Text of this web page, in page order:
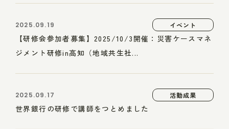
2025.09.19 イベント
【研修会参加者募集】2025/10/3開催：災害ケースマネ
ジメント研修in高知（地域共生社...
2025.09.17 活動成果
世界銀行の研修で講師をつとめました